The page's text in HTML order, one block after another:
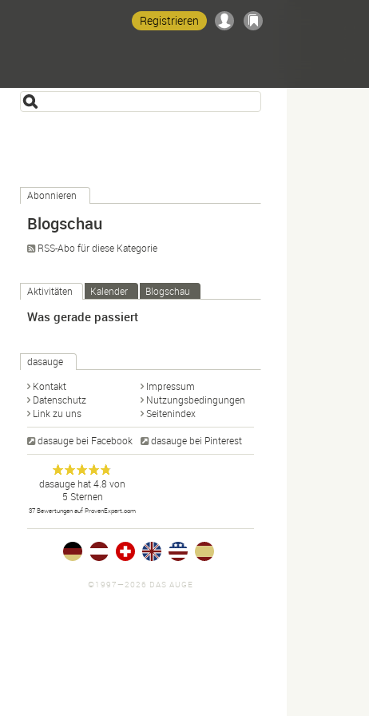
Registrieren
Abonnieren
Blogschau
RSS-Abo für diese Kategorie
Aktivitäten Kalender Blogschau
Was gerade passiert
dasauge
Kontakt
Impressum
Datenschutz
Nutzungsbedingungen
Link zu uns
Seitenindex
dasauge bei Facebook dasauge bei Pinterest
dasauge
Designer,
Fotografen,
Agenturen,
Portfolios
und Jobs.
Anonym
dasauge hat4.8 von
5 Sternen
37 Bewertungen auf ProvenExpert.com
©1997—2026 DAS AUGE